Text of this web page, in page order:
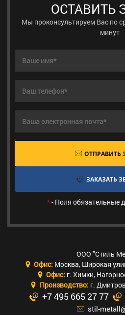
ОСТАВИТЬ
Мы проконсультируем Вас по
минут
ОТПРАВИТЬ
ЗАКАЗАТЬ
*- Поля обязательные
ООО "Стиль
Офис: Москва, Широкая
Офис: г. Химки,
Производство: г.
+7 495 665 27 77
stil-